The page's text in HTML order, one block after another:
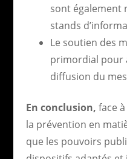
sont également
stands
Le soutien des
primordial pour
diffusion du
En conclusion, face
la prévention en
que les pouvoirs